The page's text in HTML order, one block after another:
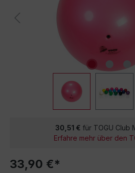
30,51 € für TOGU Club
Erfahre mehr über den
33,90 €*